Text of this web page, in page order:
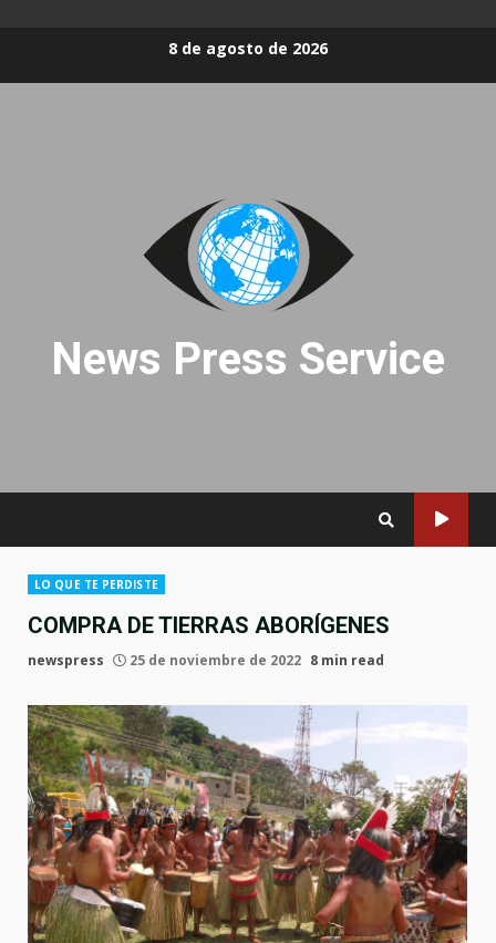
8 de agosto de 2026
News Press Service
LO QUE TE PERDISTE
COMPRA DE TIERRAS ABORÍGENES
newspress 25 de noviembre de 2022 8 min read